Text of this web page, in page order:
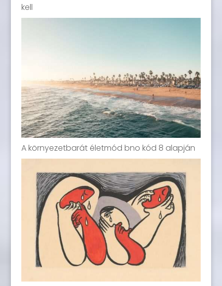
kell
A környezetbarát életmód bno kód 8 alapján